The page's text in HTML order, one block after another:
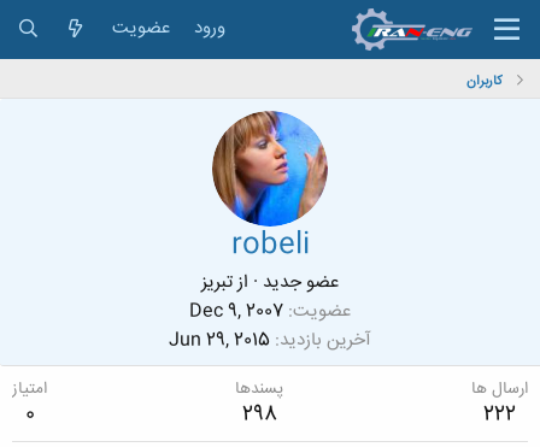
ورود عضویت
کاربران
robeli
عضو جدید · ازتبریز
عضویت Dec 9, 2007
آخرین بازدید Jun 29, 2015
ارسال ها
222
پسندها
298
امتیاز
0